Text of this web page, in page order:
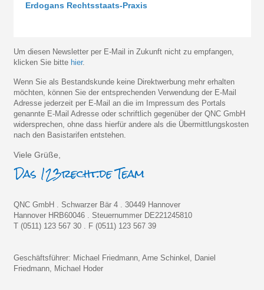
Erdogans Rechtsstaats-Praxis
Um diesen Newsletter per E-Mail in Zukunft nicht zu empfangen,
klicken Sie bitte hier.
Wenn Sie als Bestandskunde keine Direktwerbung mehr erhalten
möchten, können Sie der entsprechenden Verwendung der E-Mail
Adresse jederzeit per E-Mail an die im Impressum des Portals
genannte E-Mail Adresse oder schriftlich gegenüber der QNC GmbH
widersprechen, ohne dass hierfür andere als die Übermittlungskosten
nach den Basistarifen entstehen.
Viele Grüße,
QNC GmbH . Schwarzer Bär 4 . 30449 Hannover
Hannover HRB60046 . Steuernummer DE221245810
T (0511) 123 567 30 . F (0511) 123 567 39
Geschäftsführer: Michael Friedmann, Arne Schinkel, Daniel
Friedmann, Michael Hoder